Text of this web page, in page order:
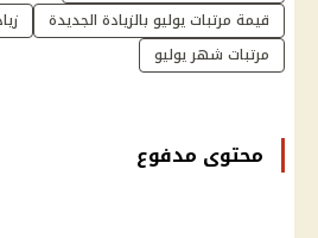
قيمة مرتبات يوليو بالزيادة الجديدة
مرتبات شهر يوليو
محتوى مدفوع